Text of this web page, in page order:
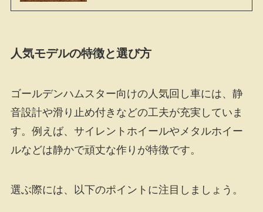
人気モデルの特徴と選び方
ゴールデンハムスター向けの人気回し車には、静
音設計や滑り止め付きなどの工夫が充実していま
す。例えば、サイレントホイールやメタルホイー
ルなどは静かで頑丈な作りが特徴です。
選ぶ際には、以下のポイントに注目しましょう。